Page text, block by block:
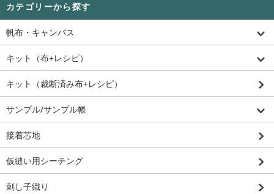
カテゴリーから探す
帆布・キャンバス
キット（布+レシピ）
キット（裁断済み布+レシピ）
サンプル/サンプル帳
接着芯地
仮縫い用シーチング
刺し子織り